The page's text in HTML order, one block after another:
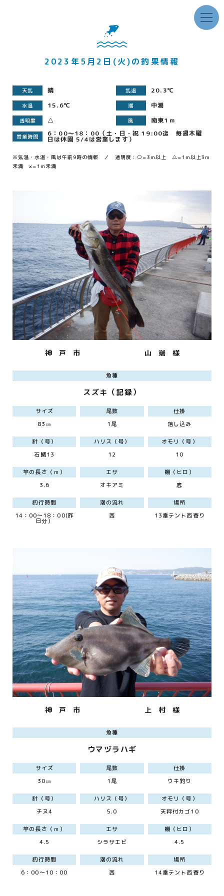
2023年5月2日(火)の釣果情報
天気 晴 気温 20.3℃
水温 15.6℃ 潮 中潮
透明度 △ 風 南東1ｍ
営業時間 6：00～18：00（土・日・祝 19:00迄 毎週木曜
日は休園 5/4は営業します）
※気温・水温・風は午前9時の情報 ／ 透明度：○=3m以上 △=1m以上3m
未満 ×=1m未満
神 戸 市 山 端 様
魚種
スズキ（記録）
サイズ
83㎝
尾数
1尾
仕掛
落し込み
針（号）
石鯛13
ハリス（号）
12
オモリ（号）
10
竿の長さ（ｍ）
3.6
エサ
オキアミ
棚（ヒロ）
底
釣行時間
14：00～18：00(昨
日分）
潮の流れ
西
場所
13番テント西寄り
神 戸 市 上 村 様
魚種
ウマヅラハギ
サイズ
30㎝
尾数
1尾
仕掛
ウキ釣り
針（号）
チヌ4
ハリス（号）
5.0
オモリ（号）
天秤付カゴ10
竿の長さ（ｍ）
4.5
エサ
シラサエビ
棚（ヒロ）
4.5
釣行時間
6：00～10：00
潮の流れ
西
場所
14番テント西寄り